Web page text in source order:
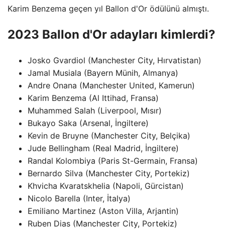
Karim Benzema geçen yıl Ballon d'Or ödülünü almıştı.
2023 Ballon d'Or adayları kimlerdi?
Josko Gvardiol (Manchester City, Hırvatistan)
Jamal Musiala (Bayern Münih, Almanya)
Andre Onana (Manchester United, Kamerun)
Karim Benzema (Al Ittihad, Fransa)
Muhammed Salah (Liverpool, Mısır)
Bukayo Saka (Arsenal, İngiltere)
Kevin de Bruyne (Manchester City, Belçika)
Jude Bellingham (Real Madrid, İngiltere)
Randal Kolombiya (Paris St-Germain, Fransa)
Bernardo Silva (Manchester City, Portekiz)
Khvicha Kvaratskhelia (Napoli, Gürcistan)
Nicolo Barella (Inter, İtalya)
Emiliano Martinez (Aston Villa, Arjantin)
Ruben Dias (Manchester City, Portekiz)